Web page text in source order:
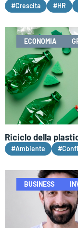
#Crescita #HR
ECONOMIA
Riciclo della
#Ambiente
BUSINESS